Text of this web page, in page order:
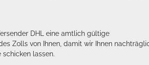
DHL eine amtlich gültige
Zolls von Ihnen, damit wir Ihnen
lassen.